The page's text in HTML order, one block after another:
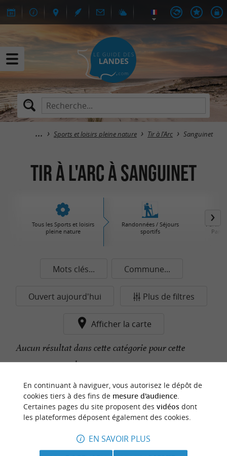
Sports et loisirs pleine nature Tir à l'Arc Sanguinet
Tir à l'Arc à Sanguinet
Tous les Sports et loisirs
pleine nature
Randonnées / Séjours
sportifs
Parcs
Mots clés... Commune...
Ouvert aujourd'hui Plus de filtres
Afficher la carte
Aucun résultat dans cette catégorie pour cette
commune pour le moment...
n
o
t
r
e
c
o
u
p
d
e
c
o
e
u
r
En continuant à naviguer, vous autorisez le dépôt de
cookies tiers à des fins de mesure d'audience.
Certaines pages du site proposent des vidéosdont
les plateformes déposent également des cookies.
EN SAVOIR PLUS